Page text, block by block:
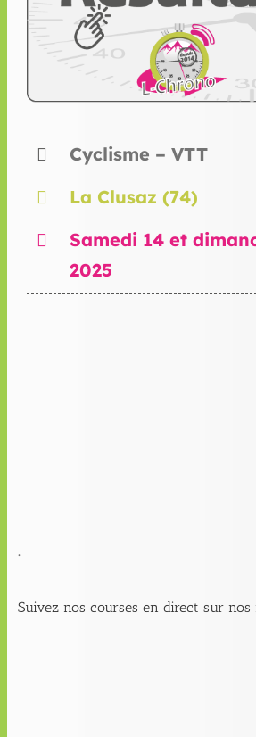
Cyclisme – VTT
La Clusaz (74)
Samedi 14 et
2025
.
Suivez nos courses en direct sur nos